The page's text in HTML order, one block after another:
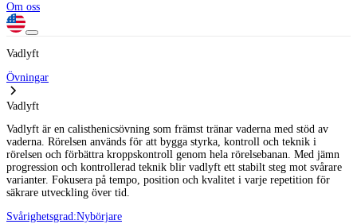
Om oss
Vadlyft
Övningar
Vadlyft
Vadlyft är en calisthenicsövning som främst tränar vaderna med stöd av
vaderna. Rörelsen används för att bygga styrka, kontroll och teknik i
rörelsen och förbättra kroppskontroll genom hela rörelsebanan. Med jämn
progression och kontrollerad teknik blir vadlyft ett stabilt steg mot svårare
varianter. Fokusera på tempo, position och kvalitet i varje repetition för
säkrare utveckling över tid.
Svårighetsgrad:Nybörjare